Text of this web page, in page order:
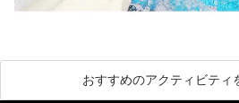
おすすめのアクティビティ